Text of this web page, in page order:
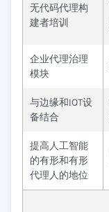
无代码代理构
建者培训
企业代理治理
模块
与边缘和IOT设
备结合
提高人工智能
的有形和有形
代理人的地位